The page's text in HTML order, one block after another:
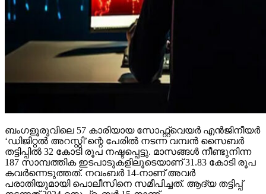
ബംഗളൂരുവിലെ 57 കാരിയായ സോഫ്റ്റ്വെയര്‍ എന്‍ജിനീയര്‍
‘ഡിജിറ്റല്‍ അറസ്റ്റി’ന്റെ പേരില്‍ നടന്ന വമ്പന്‍ സൈബര്‍
തട്ടിപ്പില്‍ 32 കോടി രൂപ നഷ്ടപ്പെട്ടു. മാസങ്ങള്‍ നീണ്ടുനിന്ന
187 സാമ്പത്തിക ഇടപാടുകളിലൂടെയാണ് 31.83 കോടി രൂപ
കവര്‍ന്നെടുത്തത്. നവംബര്‍ 14-നാണ് അവര്‍
പരാതിയുമായി പൊലീസിനെ സമീപിച്ചത്. ആദ്യ തട്ടിപ്പ്